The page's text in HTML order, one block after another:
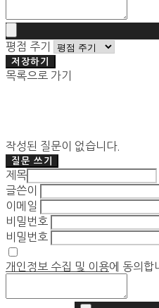
평점 주기
저장하기
목록으로 가기
작성된 질문이 없습니다.
질문 쓰기
제목
글쓴이
이메일
비밀번호
비밀번호
개인정보 수집 및 이용에 동의합